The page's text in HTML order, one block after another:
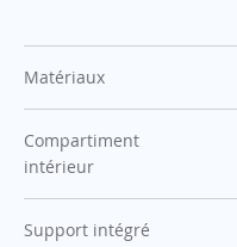
Matériaux
Compartiment
intérieur
Support intégré